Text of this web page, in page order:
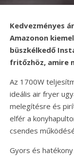
Kedvezményes
Amazonon
büszkélkedő
fritőzhöz, amire
Az 1700W
ideális air fryer
melegítésre és
elfér a
csendes
Gyors és